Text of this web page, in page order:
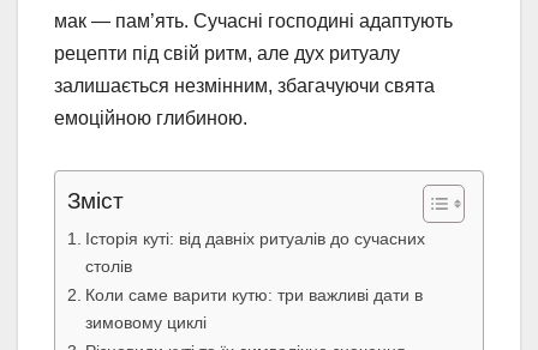
мак — пам’ять. Сучасні господині адаптують
рецепти під свій ритм, але дух ритуалу
залишається незмінним, збагачуючи свята
емоційною глибиною.
Зміст
Історія куті: від давніх ритуалів до сучасних
столів
Коли саме варити кутю: три важливі дати в
зимовому циклі